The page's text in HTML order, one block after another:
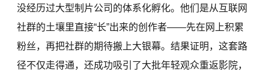
没经历过大型制片公司的体系化孵化。他们是从互联网
社群的土壤里直接“长”出来的创作者——先在网上积累
粉丝，再把社群的期待搬上大银幕。结果证明，这套路
径不仅走得通，还成功吸引了大批年轻观众重返影院，